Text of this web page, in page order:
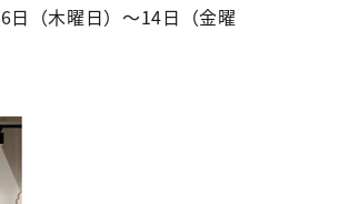
日（木曜日）～14日（金曜